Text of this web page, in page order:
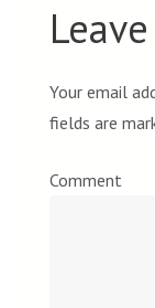
Your email
fields are
Comment